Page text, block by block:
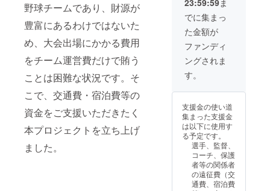
野球チームであり、財源が
豊富にあるわけではないた
め、大会出場にかかる費用
をチーム運営費だけで賄う
ことは困難な状況です。そ
こで、交通費・宿泊費等の
資金をご支援いただきたく
本プロジェクトを立ち上げ
ました。
必ず備
考欄に
掲載希
望の有
無とお
名前を
ご記入
からの
お礼の
動画
※2」を
返礼さ
せてい
ただき
2025年
当チー
ムのイ
ンスタ
グラム
に個別
投稿し
ます。
アプリ
が存続
23:59:59ま
でに集まっ
た金額が
ファンディ
ングされま
す。
支援金の使い道
集まった支援金
は以下に使用す
る予定です。
選手、監督、
コーチ、保護
者等の関係者
の遠征費（交
通費、宿泊費